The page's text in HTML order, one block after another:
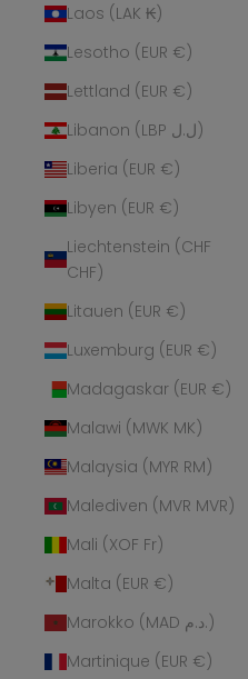
Laos (LAK ₭)
Lesotho (EUR €)
Lettland (EUR €)
Libanon (LBP ل.ل)
Liberia (EUR €)
Libyen (EUR €)
Liechtenstein (CHF
CHF)
Litauen (EUR €)
Luxemburg (EUR €)
Madagaskar (EUR €)
Malawi (MWK MK)
Malaysia (MYR RM)
Malediven (MVR MVR)
Mali (XOF Fr)
Malta (EUR €)
Marokko (MAD د.م.)
Martinique (EUR €)